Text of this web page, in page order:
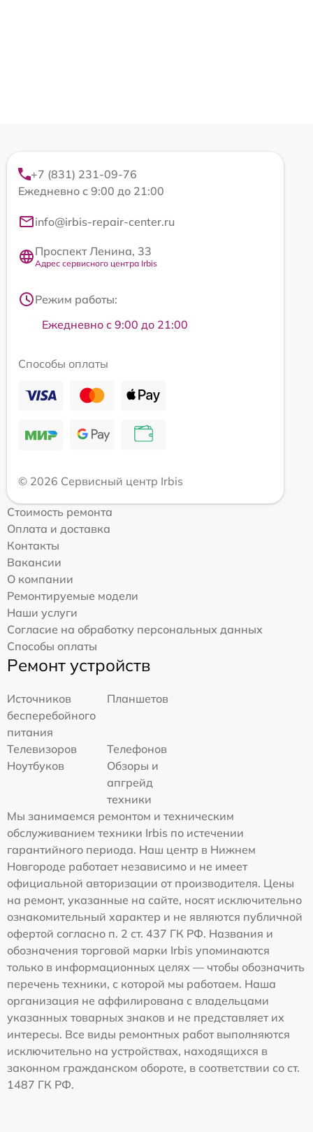
+7 (831) 231-09-76
Ежедневно с 9:00 до 21:00
info@irbis-repair-center.ru
Проспект Ленина, 33
Адрес сервисного центра Irbis
Режим работы:
Ежедневно с 9:00 до 21:00
Способы оплаты
© 2026 Сервисный центр Irbis
Стоимость ремонта
Оплата и доставка
Контакты
Вакансии
О компании
Ремонтируемые модели
Наши услуги
Согласие на обработку персональных данных
Способы оплаты
Ремонт устройств
Источников
бесперебойного
питания
Планшетов
Телевизоров
Телефонов
Ноутбуков
Обзоры и
апгрейд
техники
Мы занимаемся ремонтом и техническим
обслуживанием техники Irbis по истечении
гарантийного периода. Наш центр в Нижнем
Новгороде работает независимо и не имеет
официальной авторизации от производителя. Цены
на ремонт, указанные на сайте, носят исключительно
ознакомительный характер и не являются публичной
офертой согласно п. 2 ст. 437 ГК РФ. Названия и
обозначения торговой марки Irbis упоминаются
только в информационных целях — чтобы обозначить
перечень техники, с которой мы работаем. Наша
организация не аффилирована с владельцами
указанных товарных знаков и не представляет их
интересы. Все виды ремонтных работ выполняются
исключительно на устройствах, находящихся в
законном гражданском обороте, в соответствии со ст.
1487 ГК РФ.